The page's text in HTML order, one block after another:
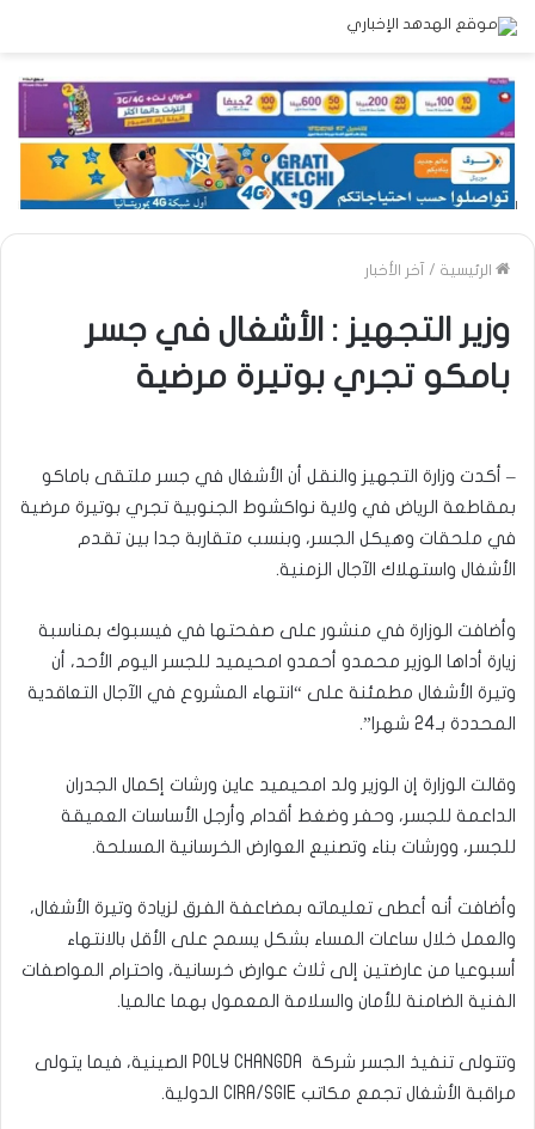
الرئيسية / آخر الأخبار
وزير التجهيز : الأشغال في جسر
بامكو تجري بوتيرة مرضية
– أكدت وزارة التجهيز والنقل أن الأشغال في جسر ملتقى باماكو
بمقاطعة الرياض في ولاية نواكشوط الجنوبية تجري بوتيرة مرضية
في ملحقات وهيكل الجسر، وبنسب متقاربة جدا بين تقدم
الأشغال واستهلاك الآجال الزمنية.
وأضافت الوزارة في منشور على صفحتها في فيسبوك بمناسبة
زيارة أداها الوزير محمدو أحمدو امحيميد للجسر اليوم الأحد، أن
وتيرة الأشغال مطمئنة على “انتهاء المشروع في الآجال التعاقدية
المحددة بـ24 شهرا”.
وقالت الوزارة إن الوزير ولد امحيميد عاين ورشات إكمال الجدران
الداعمة للجسر، وحفر وضغط أقدام وأرجل الأساسات العميقة
للجسر، وورشات بناء وتصنيع العوارض الخرسانية المسلحة.
وأضافت أنه أعطى تعليماته بمضاعفة الفرق لزيادة وتيرة الأشغال،
والعمل خلال ساعات المساء بشكل يسمح على الأقل بالانتهاء
أسبوعيا من عارضتين إلى ثلاث عوارض خرسانية، واحترام المواصفات
الفنية الضامنة للأمان والسلامة المعمول بهما عالميا.
وتتولى تنفيذ الجسر شركة POLY CHANGDA الصينية، فيما يتولى
مراقبة الأشغال تجمع مكاتب CIRA/SGIE الدولية.